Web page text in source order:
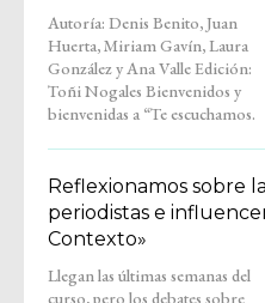
Autoría: Denis Benito, Juan
Huerta, Miriam Gavín, Laura
González y Ana Valle Edición:
Toñi Nogales Bienvenidos y
bienvenidas a “Te escuchamos.
Voces de quienes llegaron a
Zaragoza para quedarse”. Un
espacio tranquilo, hecho para
escuchar sin prisas y
Reflexionamos sobre
periodistas e
Contexto»
Llegan las últimas semanas del
curso, pero los debates sobre
nuestro propio podcast de
#Entremedios. Laura Jiménez,